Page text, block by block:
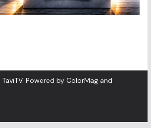
TaviTV. Powered by ColorMagand